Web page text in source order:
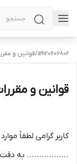
a9120606802
/قوانین و
قوانین و
کاربر گرامی لطفاً
................. به دقت